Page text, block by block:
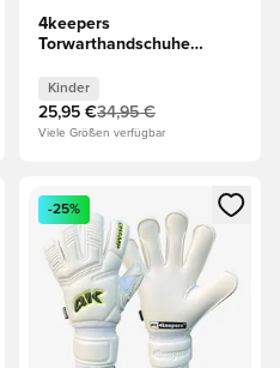
4keepers
Torwarthandschuhe
Kinder
Kinder
25,95 €34,95 €
Viele Größen verfügbar
Anmelden oder Registrieren
Öffnet ein neues Fenster
-25%